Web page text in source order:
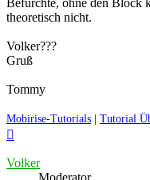
theoretisch nicht.
Volker???
Gruß
Tommy
Mobirise-Tutorials | Tutorial
Volker
Moderator